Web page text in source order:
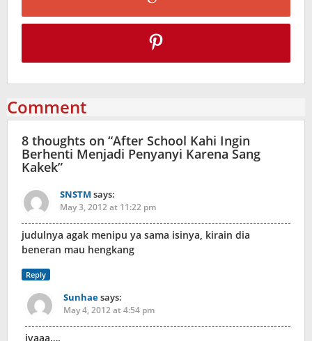
Comment
8 thoughts on “After School Kahi Ingin
Berhenti Menjadi Penyanyi Karena Sang
Kakek”
SNSTMsays:
May 3, 2012 at 11:22 pm
judulnya agak menipu ya sama isinya, kirain dia
beneran mau hengkang
Reply
Sunhaesays:
May 4, 2012 at 4:54 pm
iyaaa….